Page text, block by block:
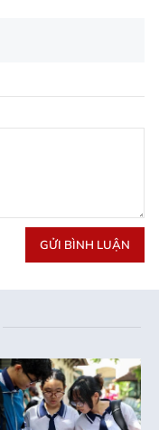
GỬI BÌNH LUẬN